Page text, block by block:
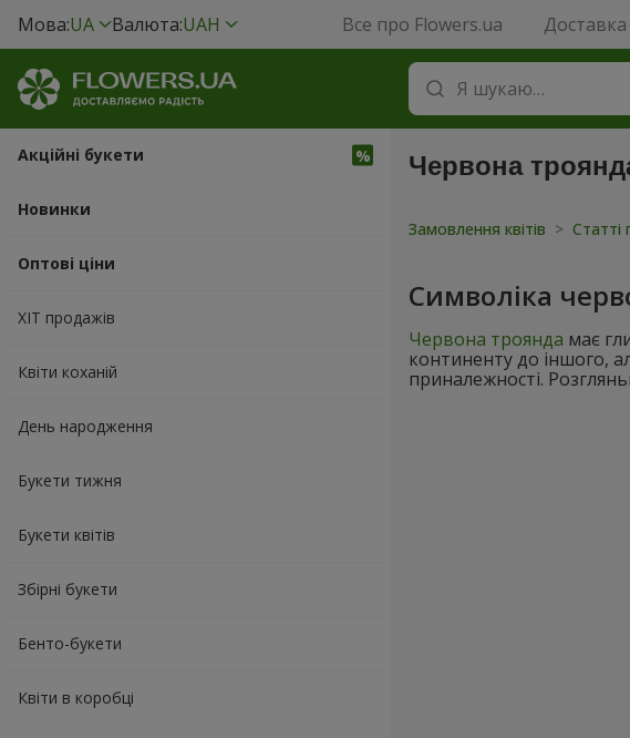
Мова:UA Валюта:UAH Все про Flowers.ua Доставка
Акційні букети
Новинки
Оптові ціни
ХІТ продажів
Квіти коханій
День народження
Букети тижня
Букети квітів
Збірні букети
Бенто-букети
Квіти в коробці
Червона
Замовлення квітів > Статті
Символіка
Червона троянда має
континенту до іншого,
приналежності.